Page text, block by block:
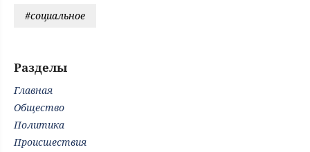
#социальное
Разделы
Главная
Общество
Политика
Происшествия